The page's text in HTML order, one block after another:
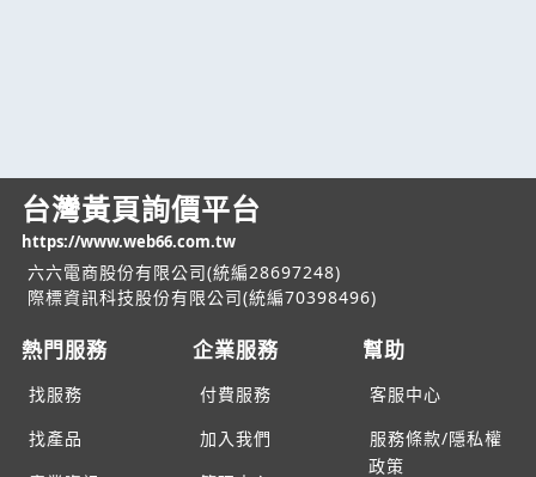
台灣黃頁詢價平台
https://www.web66.com.tw
六六電商股份有限公司(統編28697248)
際標資訊科技股份有限公司(統編70398496)
熱門服務
找服務
找產品
企業服務
付費服務
加入我們
幫助
客服中心
服務條款/隱私權
政策